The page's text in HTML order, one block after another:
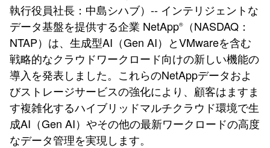
執行役員社長：中島シハブ）-- インテリジェントな
データ基盤を提供する企業 NetApp®
（NASDAQ：
NTAP）は、生成型AI（Gen AI）とVMwareを含む
戦略的なクラウドワークロード向けの新しい機能の
導入を発表しました。これらのNetAppデータおよ
びストレージサービスの強化により、顧客はますま
す複雑化するハイブリッドマルチクラウド環境で生
成AI（Gen AI）やその他の最新ワークロードの高度
なデータ管理を実現します。